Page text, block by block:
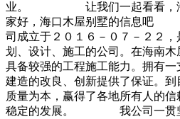
业。 让我们一起看看，海
家好，海口木屋别墅的信息吧
司成立于２０１６－０７－２２
划、设计、施工的公司。在海南
具备较强的工程施工能力。拥有
建造的改良、创新提供了保证。
质量为本，赢得了各地所有人的
稳定的发展。 我公司一贯坚